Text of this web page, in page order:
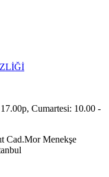
Cumartesi: 10.00 -
Cad.Mor Menekşe